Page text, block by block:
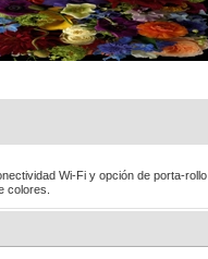
Wi-Fi y opción de porta-rollo
colores.